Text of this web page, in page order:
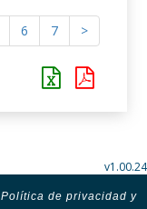
6 7 >
v1.00.24
Política de privacidad y